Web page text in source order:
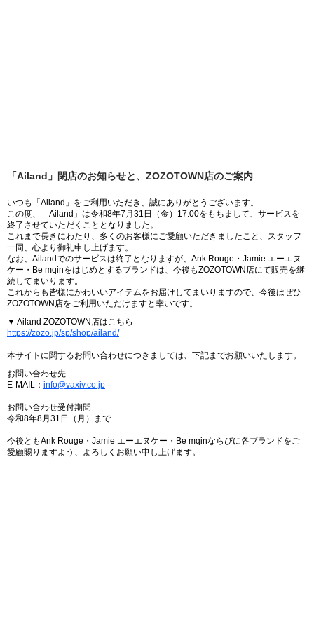
「Ailand」閉店のお知らせと、ZOZOTOWN店のご案内
いつも「Ailand」をご利用いただき、誠にありがとうございます。
この度、「Ailand」は令和8年7月31日（金）17:00をもちまして、サービスを
終了させていただくこととなりました。
これまで長きにわたり、多くのお客様にご愛顧いただきましたこと、スタッフ
一同、心より御礼申し上げます。
なお、Ailandでのサービスは終了となりますが、Ank Rouge・Jamie エーエヌ
ケー・Be mqinをはじめとするブランドは、今後もZOZOTOWN店にて販売を継
続してまいります。
これからも皆様にかわいいアイテムをお届けしてまいりますので、今後はぜひ
ZOZOTOWN店をご利用いただけますと幸いです。
▼ Ailand ZOZOTOWN店はこちら
https://zozo.jp/sp/shop/ailand/
本サイトに関するお問い合わせにつきましては、下記までお願いいたします。
お問い合わせ先
E-MAIL： info@vaxiv.co.jp
お問い合わせ受付期間
令和8年8月31日（月）まで
今後ともAnk Rouge・Jamie エーエヌケー・Be mqinならびに各ブランドをご
愛顧賜りますよう、よろしくお願い申し上げます。